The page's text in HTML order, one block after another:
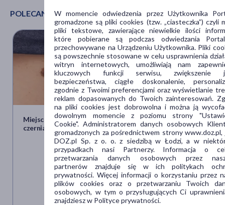
L. M. Osborne, J. L. Payne, L. M. Sherer i in.,Altered
extracellular mRNA communication in postpartum
depression is associated with decreased autophagy ,
„Molecular Psychiatry” 2022, [online]
https://www.nature.com/articles/s41380-022-
01794-2, [dostęp:] 20.10.2022.
D. F. Bruce,Postpartum Depression,WebMd [online],
https://www.webmd.com/depression/guide/
depression, [dostęp:] 20.10.2022.
POLECANE ARTYKUŁY
Miejsce występowania
czerniaka może
decydować o
rokowaniach? Są wyniki
najnowszych badań
Wirus CMNV przenosi
się ze skorupiaków na
człowieka i wywołuje
chorobę oczu. Jak
dochodzi do
zakażenia?
W momencie odwiedzenia przez Użytkownika
gromadzone są pliki cookies (tzw. „ciasteczka”) czyli
pliki tekstowe, zawierające niewielkie ilości
które pobierane są podczas odwiedzania
przechowywane na Urządzeniu Użytkownika. Pliki
są powszechnie stosowane w celu usprawnienia
witryn internetowych, umożliwiają nam
kluczowych funkcji serwisu, zwiększenie
bezpieczeństwa, ciągłe doskonalenie,
zgodnie z Twoimi preferencjami oraz wyświetlanie
reklam dopasowanych do Twoich zainteresowań.
na pliki cookies jest dobrowolna i można ją
dowolnym momencie z poziomu strony
Cookie". Administratorem danych osobowych
gromadzonych za pośrednictwem strony
DOZ.pl Sp. z o. o. z siedzibą w Łodzi, a w
przypadkach nasi Partnerzy. Informacja o
przetwarzania danych osobowych przez
partnerów znajduje się w ich politykach
prywatności. Więcej informacji o korzystaniu przez
plików cookies oraz o przetwarzaniu Twoich
osobowych, w tym o przysługujących Ci
znajdziesz w Polityce prywatności.